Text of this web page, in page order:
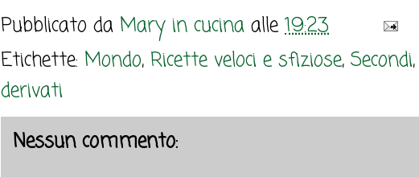
Pubblicato da Mary in cucina alle 19:23
Etichette: Mondo, Ricette veloci e sfiziose, Secondi,
derivati
Nessun commento: